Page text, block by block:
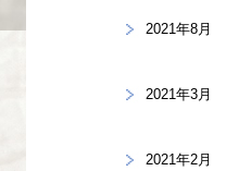
2021年8月
2021年3月
2021年2月